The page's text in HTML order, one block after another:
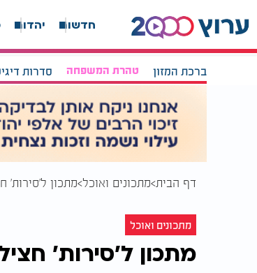
חדשות יהדות
ברכת המזון טהרת המשפחה סדרות
דף הבית מתכונים ואוכל מתכון ל'סירות'
מתכונים ואוכל
מתכון ל'סירות'